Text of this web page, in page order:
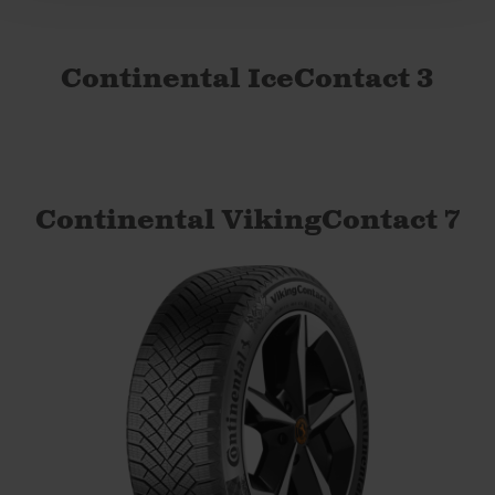
Continental IceContact 3
Continental VikingContact 7